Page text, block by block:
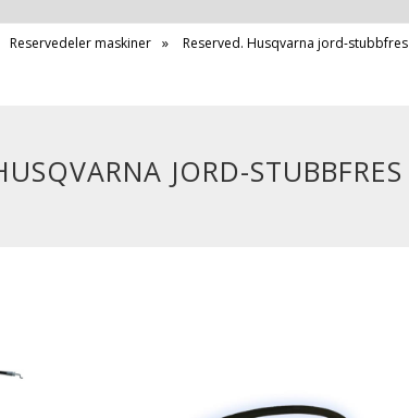
Reservedeler maskiner Reserved. Husqvarna jord-stubbfres
JORD-STUBBFRES